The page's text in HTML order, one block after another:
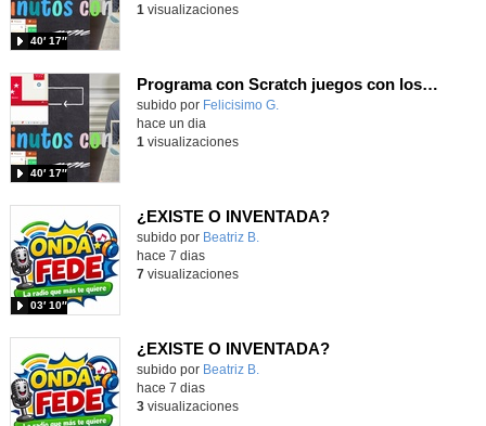
40′ 17″
1 visualizaciones
Programa con Scratch juegos con los partidos del mundial 2026 ganados por España
Contenido educativo.
subido por Felicisimo G.
40′ 17″
hace un dia
1 visualizaciones
¿EXISTE O INVENTADA?
Contenido educativo.
subido por Beatriz B.
03′ 10″
hace 7 dias
7visualizaciones
¿EXISTE O INVENTADA?
Contenido educativo.
subido por Beatriz B.
hace 7 dias
3visualizaciones